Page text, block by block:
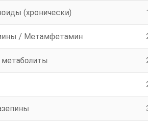
(хронически)
/ Метамфетамин
метаболиты